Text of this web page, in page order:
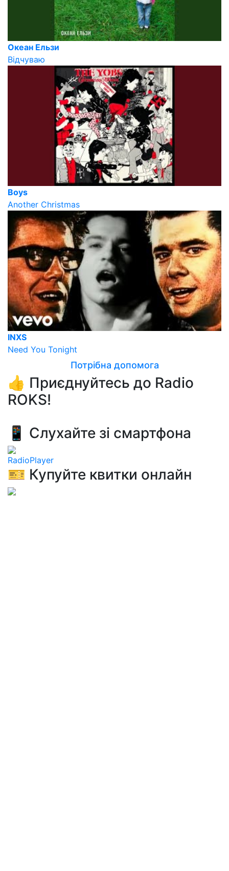
Океан Ельзи
Вiдчуваю
Boys
Another Christmas
INXS
Need You Tonight
Потрібна допомога
👍 Приєднуйтесь до Radio
ROKS!
📱 Слухайте зі смартфона
RadioPlayer
🎫 Купуйте квитки онлайн